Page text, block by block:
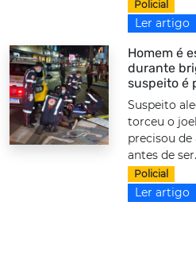
Policial
Ler artigo
Homem é
durante
suspeito é
Suspeito
torceu o
precisou
antes de
Policial
Ler artigo